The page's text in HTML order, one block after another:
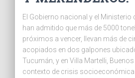
El Gobierno nacional y el Ministerio
han admitido que más de 5000
próximos a vencer, llevan más de
acopiados en dos galpones
Tucumán, y en Villa Martelli, Buenos
contexto de crisis socioeconómica